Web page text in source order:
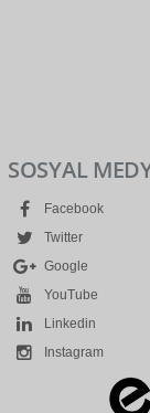
SOSYAL
Facebook
Twitter
Google
YouTube
Linkedin
Instagram